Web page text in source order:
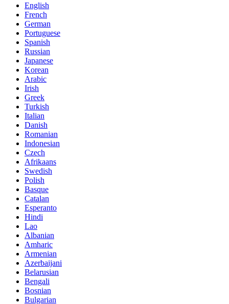
English
French
German
Portuguese
Spanish
Russian
Japanese
Korean
Arabic
Irish
Greek
Turkish
Italian
Danish
Romanian
Indonesian
Czech
Afrikaans
Swedish
Polish
Basque
Catalan
Esperanto
Hindi
Lao
Albanian
Amharic
Armenian
Azerbaijani
Belarusian
Bengali
Bosnian
Bulgarian